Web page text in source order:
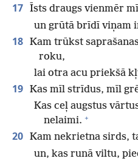
17 Īsts draugs vienmēr
un grūtā brīdī viņam
18 Kam trūkst
roku,
lai otra acu priekšā
19 Kas mīl strīdus, mīl
Kas ceļ augstus
nelaimi. +
20 Kam nekrietna sirds,
un, kas runā viltu,